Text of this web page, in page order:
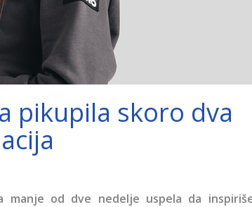
pikupila skoro dva
manje od dve nedelje uspela da